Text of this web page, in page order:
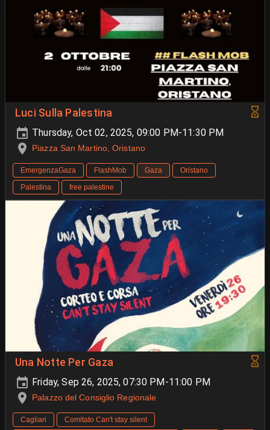
Luci Sulla Palestina
Thursday, Oct 02, 2025, 09:00 PM-11:30 PM
Piazza San Martino, Oristano
EmergenzaGaza FlashMob Gaza
Oristano
Palestina
free palestine
Una Notte Per Gaza
Friday, Sep 26, 2025, 07:30 PM-11:00 PM
Palazzo del Consiglio Regionale
Cagliari
Comitato Can't stay silent